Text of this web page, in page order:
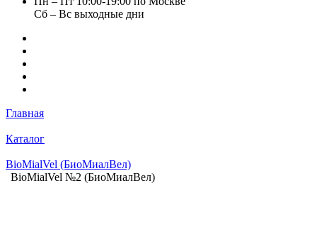
Сб – Вс выходные дни
Главная
Каталог
BioMialVel (БиоМиалВел)
BioMialVel №2 (БиоМиалВел)